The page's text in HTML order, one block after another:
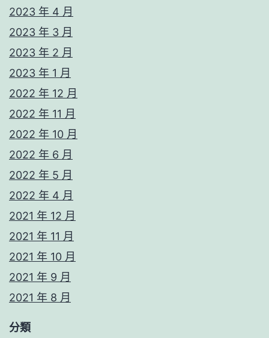
2023 年 4 月
2023 年 3 月
2023 年 2 月
2023 年 1 月
2022 年 12 月
2022 年 11 月
2022 年 10 月
2022 年 6 月
2022 年 5 月
2022 年 4 月
2021 年 12 月
2021 年 11 月
2021 年 10 月
2021 年 9 月
2021 年 8 月
分類